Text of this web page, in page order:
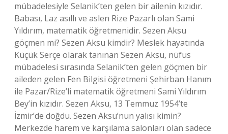
mübadelesiyle Selanik’ten gelen bir ailenin kızıdır.
Babası, Laz asıllı ve aslen Rize Pazarlı olan Sami
Yıldırım, matematik öğretmenidir. Sezen Aksu
göçmen mi? Sezen Aksu kimdir? Meslek hayatında
Küçük Serçe olarak tanınan Sezen Aksu, nüfus
mübadelesi sırasında Selanik’ten gelen göçmen bir
aileden gelen Fen Bilgisi öğretmeni Şehirban Hanım
ile Pazar/Rize’li matematik öğretmeni Sami Yıldırım
Bey’in kızıdır. Sezen Aksu, 13 Temmuz 1954’te
İzmir’de doğdu. Sezen Aksu’nun yalısı kimin?
Merkezde harem ve karşılama salonları olan sadece